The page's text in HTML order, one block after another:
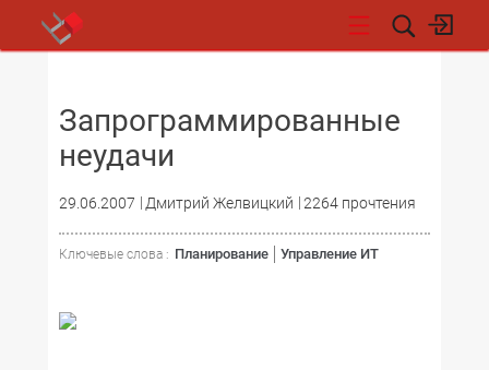
Запрограммированные
неудачи
29.06.2007 Дмитрий Желвицкий 2264 прочтения
Ключевые слова : Планирование Управление ИТ